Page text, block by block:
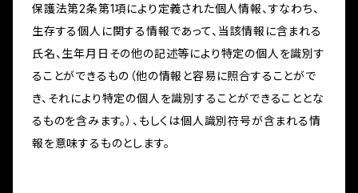
保護法第2条第1項により定義された個人情報、すなわち、
生存する個人に関する情報であって、当該情報に含まれる
氏名、生年月日その他の記述等により特定の個人を識別す
ることができるもの（他の情報と容易に照合することがで
き、それにより特定の個人を識別することができることとな
るものを含みます。）、もしくは個人識別符号が含まれる情
報を意味するものとします。